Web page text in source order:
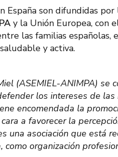
son difundidas
y la Unión Europea, con
las familias españolas,
y activa.
(ASEMIEL-ANIMPA) se
los intereses de
encomendada la
a favorecer la
una asociación que está
como organización